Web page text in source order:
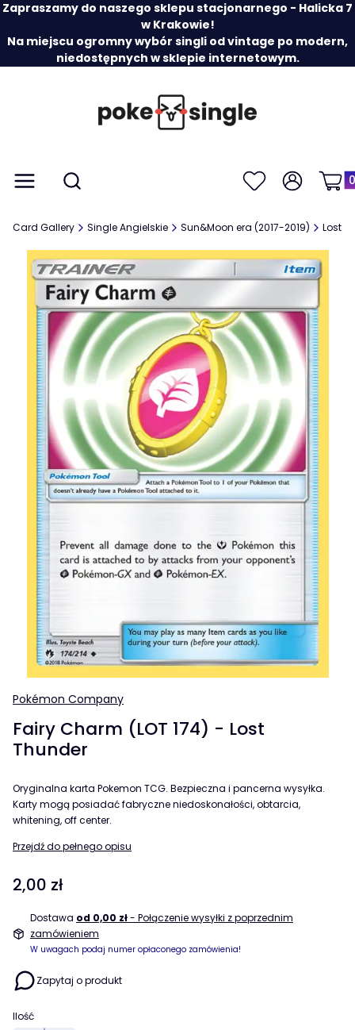
Zapraszamy do naszego sklepu stacjonarnego - Halicka 7
w Krakowie!
Na miejscu ogromny wybór singli od vintage po modern,
niedostępnych w sklepie internetowym.
Menu Otwórz wyszukiwarkę
Szukaj UlubioneZaloguj się
Card Gallery Single Angielskie Sun&Moon era (2017-2019) Lost
Pokémon Company
Fairy Charm (LOT 174) - Lost
Thunder
Oryginalna karta Pokemon TCG. Bezpieczna i pancerna wysyłka.
Karty mogą posiadać fabryczne niedoskonałości, obtarcia,
whitening, off center.
Przejdź do pełnego opisu
Cena
2,00 zł
Dostawa od 0,00 zł- Połączenie wysyłki z poprzednim
zamówieniem
W uwagach podaj numer opłaconego zamówienia!
Zapytaj o produkt
Ilość